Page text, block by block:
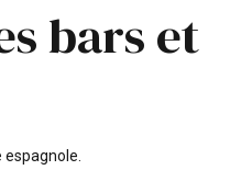
bars et